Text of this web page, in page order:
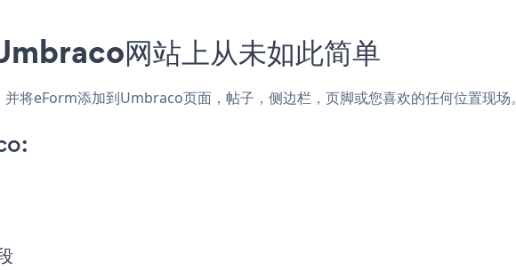
网站上从未如此简单
将eForm添加到Umbraco页面，帖子，侧边栏，页脚或您喜欢的任何位置现场。